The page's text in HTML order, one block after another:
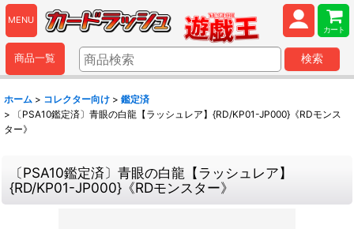
MENU
カート
商品一覧 検索
ホーム > コレクター向け > 鑑定済
>
〔PSA10鑑定済〕青眼の白龍【ラッシュレア】{RD/KP01-JP000}《RDモンス
ター》
〔PSA10鑑定済〕青眼の白龍【ラッシュレア】
{RD/KP01-JP000}《RDモンスター》